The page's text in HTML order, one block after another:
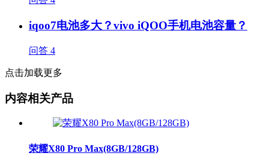
iqoo7电池多大？vivo iQOO手机电池容量？
问答 4
点击加载更多
内容相关产品
荣耀X80 Pro Max(8GB/128GB)